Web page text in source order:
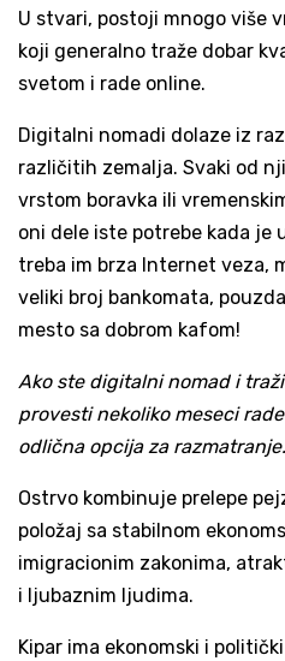
U stvari, postoji mnogo više
koji generalno traže dobar
svetom i rade online.
Digitalni nomadi dolaze iz
različitih zemalja. Svaki od
vrstom boravka ili
oni dele iste potrebe kada je
treba im brza Internet veza,
veliki broj bankomata,
mesto sa dobrom kafom!
Ako ste digitalni nomad i
provesti nekoliko meseci
odlična opcija za razmatranje.
Ostrvo kombinuje prelepe
položaj sa stabilnom
imigracionim zakonima,
i ljubaznim ljudima.
Kipar ima ekonomski i